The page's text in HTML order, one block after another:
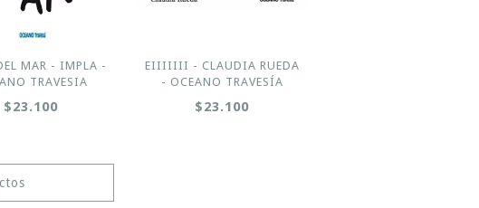
MAR - IMPLA -
TRAVESIA
$23.100
EIIIIIII - CLAUDIA RUEDA
- OCEANO TRAVESÍA
$23.100